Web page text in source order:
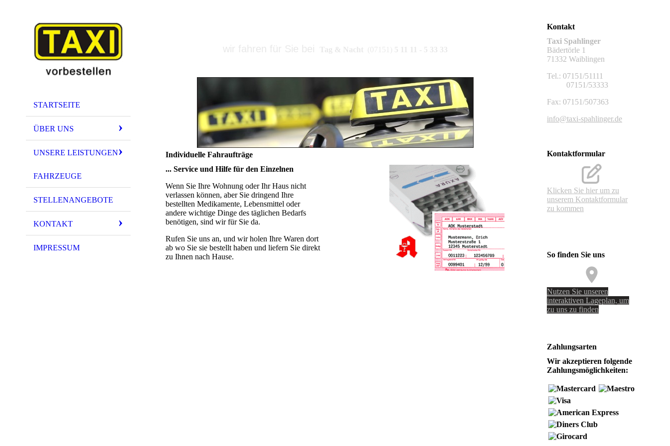
STARTSEITE
ÜBER UNS
UNSERE LEISTUNGEN
FAHRZEUGE
STELLENANGEBOTE
KONTAKT
IMPRESSUM
Individuelle Fahraufträge
... Service und Hilfe für den Einzelnen
Wenn Sie Ihre Wohnung oder Ihr Haus nicht
verlassen können, aber Sie dringend Ihre
bestellten Medikamente, Lebensmittel oder
andere wichtige Dinge des täglichen Bedarfs
benötigen, sind wir für Sie da.
Rufen Sie uns an, und wir holen Ihre Waren dort
ab wo Sie sie bestellt haben und liefern Sie direkt
zu Ihnen nach Hause.
Kontakt
Taxi Spahlinger
Bädertörle 1
71332 Waiblingen
Tel.: 07151/51111
07151/53333
Fax: 07151/507363
info@taxi-spahlinger.de
Kontaktformular
Klicken Sie hier um zu
unserem Kon­takt­for­mu­lar
zu kommen
So finden Sie uns
Nutzen Sie unseren
interaktiven La­ge­plan, um
zu uns zu finden
Zahlungsarten
Wir akzeptieren folgende
Zahlungsmöglichkeiten: